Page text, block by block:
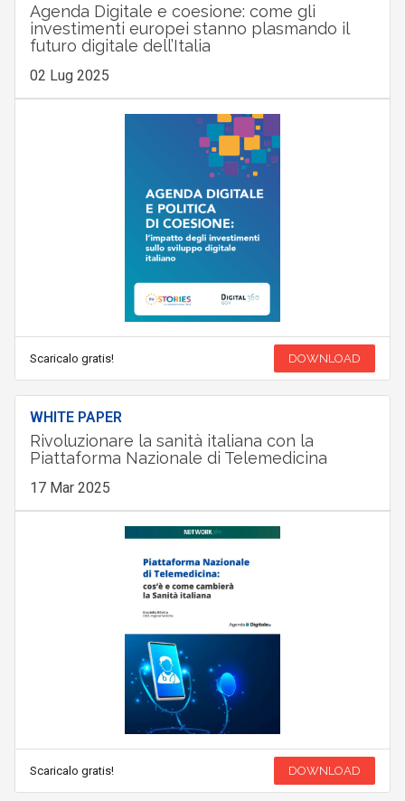
Agenda Digitale e coesione: come gli
investimenti europei stanno plasmando il
futuro digitale dell’Italia
02 Lug 2025
Scaricalo gratis! DOWNLOAD
WHITE PAPER
Rivoluzionare la sanità italiana con la
Piattaforma Nazionale di Telemedicina
17 Mar 2025
Scaricalo gratis! DOWNLOAD